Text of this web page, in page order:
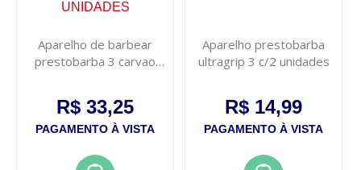
Aparelho de barbear
prestobarba 3 carvao
R$ 33,25
PAGAMENTO À VISTA
Aparelho prestobarba
ultragrip 3 c/2 unidades
R$ 14,99
PAGAMENTO À VISTA